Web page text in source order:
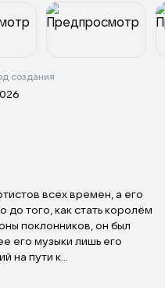
создания
всех времен, а его
до того, как стать королём
поклонников, он был
его музыки лишь его
на пути к